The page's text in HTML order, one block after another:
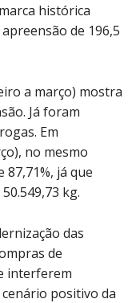
histórica
de 196,5
a março) mostra
Já foram
Em
no mesmo
já que
kg.
das
de
interferem
positivo da